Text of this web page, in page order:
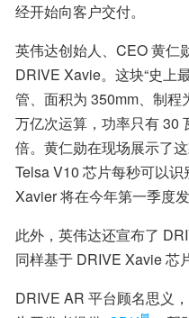
经开始向客户交付。
英伟达创始人、CEO 黄仁
DRIVE Xavie。这块“史上
管、面积为 350mm、制
万亿次运算，功率只有 30
倍。黄仁勋在现场展示了
Telsa V10 芯片每秒可以
Xavier 将在今年第一季度发
此外，英伟达还宣布了
同样基于 DRIVE Xavie 芯片
DRIVE AR 平台顾名思义